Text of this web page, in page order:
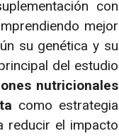
con
mejor
su genética y su
del estudio
nutricionales
como estrategia
reducir el impacto